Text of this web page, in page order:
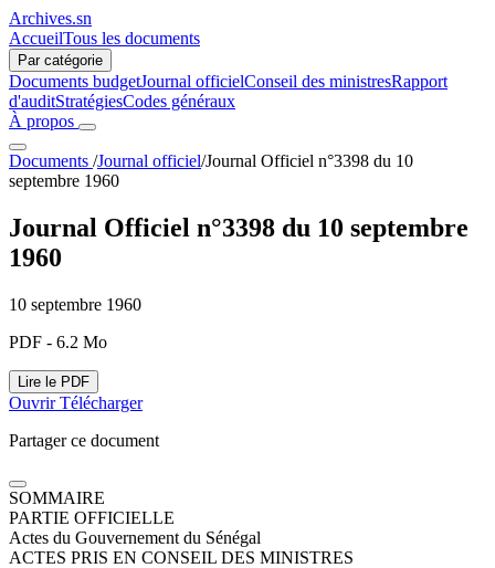
Archives.sn
AccueilTous les documents
Par catégorie
Documents budgetJournal officielConseil des ministresRapport
d'auditStratégiesCodes généraux
À propos
Documents /Journal officiel/Journal Officiel n°3398 du 10
septembre 1960
Journal Officiel n°3398 du 10 septembre
1960
10 septembre 1960
PDF - 6.2 Mo
Lire le PDF
OuvrirTélécharger
Partager ce document
SOMMAIRE
PARTIE OFFICIELLE
Actes du Gouvernement du Sénégal
ACTES PRIS EN CONSEIL DES MINISTRES